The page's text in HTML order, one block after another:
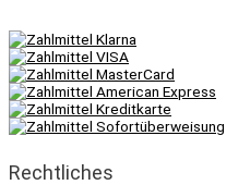
Rechtliches